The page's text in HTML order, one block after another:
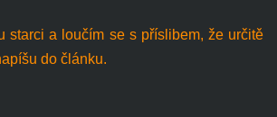
starci a loučím se s příslibem, že určitě
do článku.